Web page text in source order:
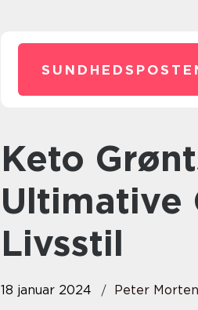
Keto Grøntsager: Den
Ultimative
Livsstil
18 januar 2024 Peter